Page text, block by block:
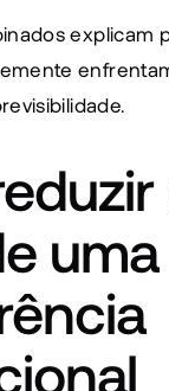
explicam
uma